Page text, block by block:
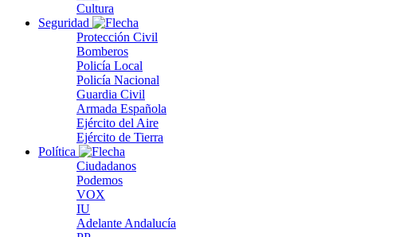
Cultura
Seguridad
Protección Civil
Bomberos
Policía Local
Policía Nacional
Guardia Civil
Armada Española
Ejército del Aire
Ejército de Tierra
Política
Ciudadanos
Podemos
VOX
IU
Adelante Andalucía